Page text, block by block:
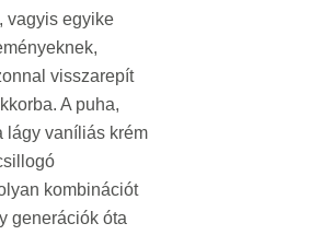
vagyis egyike
visszarepít
A puha,
lágy vaníliás krém
kombinációt
generációk óta